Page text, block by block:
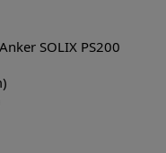
SOLIX PS200